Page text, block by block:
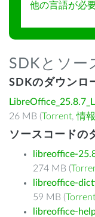
他の言語が必
SDKとソー
SDKのダウンロ
26 MB (Torrent,情報
ソースコードの
libreoffice-
274 MB (
libreoffice-
59 MB (Torrent
libreoffice-